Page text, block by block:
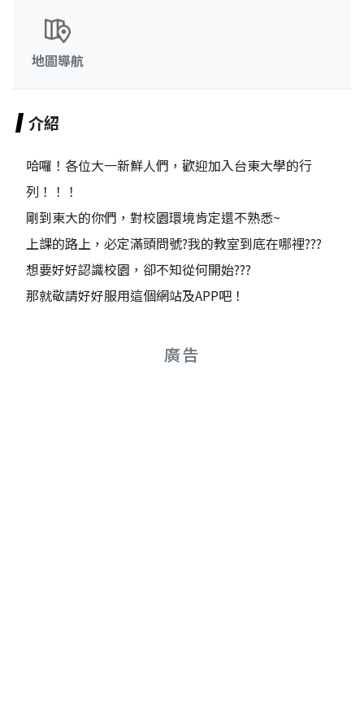
地圖導航
介紹
哈囉！各位大一新鮮人們，歡迎加入台東大學的行
列！！！
剛到東大的你們，對校園環境肯定還不熟悉~
上課的路上，必定滿頭問號?我的教室到底在哪裡???
想要好好認識校園，卻不知從何開始???
那就敬請好好服用這個網站及APP吧！
廣告